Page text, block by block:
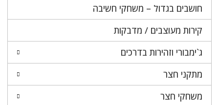
חושבים בגדול – משחקי חשיבה
קירות מעוצבים / מדבקות
ג`ימבורי וזהירות בדרכים
מתקני חצר
משחקי חצר